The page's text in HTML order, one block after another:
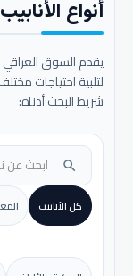
أنواع
يقدم السوق
لتلبية احتياجات
شريط البحث أدناه:
search
كل الأنابيب